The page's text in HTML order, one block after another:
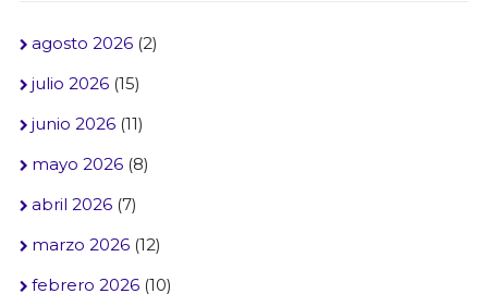
agosto 2026(2)
julio 2026(15)
junio 2026(11)
mayo 2026(8)
abril 2026(7)
marzo 2026(12)
febrero 2026(10)